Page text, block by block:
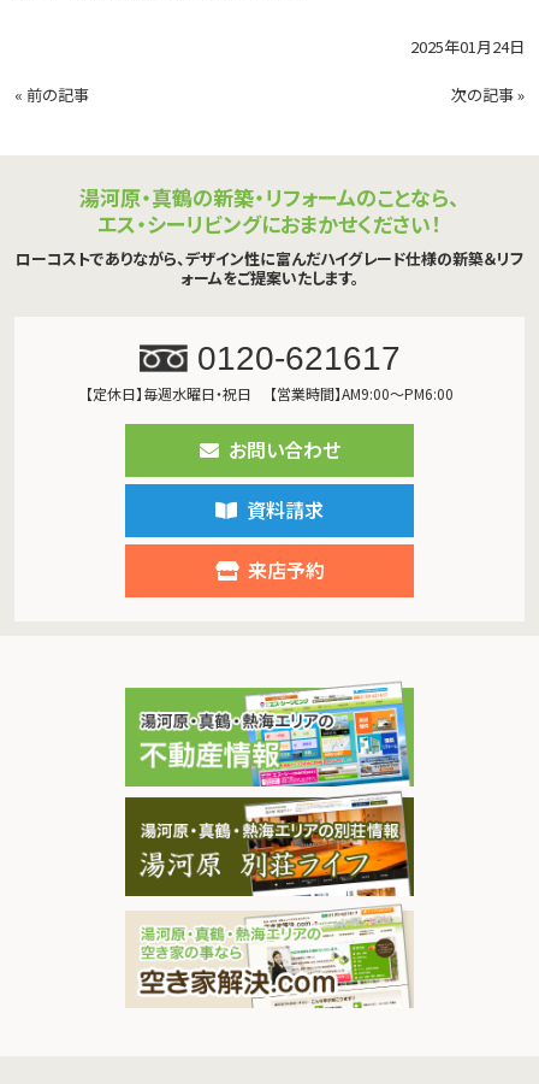
2025年01月24日
« 前の記事 次の記事»
湯河原・真鶴の新築・リフォームのことなら、
エス・シーリビングにおまかせください！
ローコストでありながら、デザイン性に富んだハイグレード仕様の新築＆リフ
ォームをご提案いたします。
0120-621617
【定休日】毎週水曜日・祝日 【営業時間】AM9:00～PM6:00
お問い合わせ
資料請求
来店予約